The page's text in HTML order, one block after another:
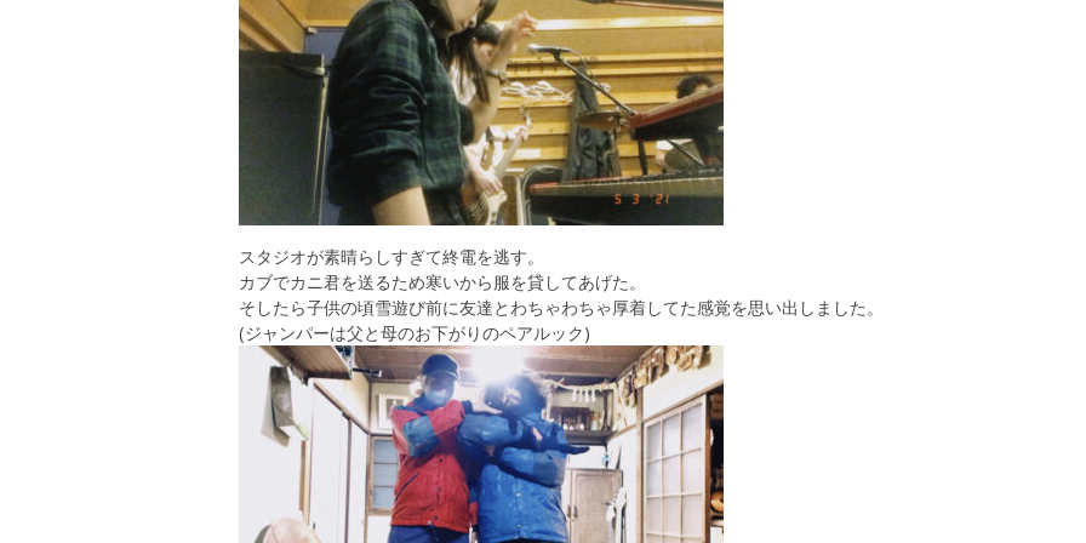
スタジオが素晴らしすぎて終電を逃す。
カブでカニ君を送るため寒いから服を貸してあげた。
そしたら子供の頃雪遊び前に友達とわちゃわちゃ厚着してた感覚を思い出しました。
(ジャンパーは父と母のお下がりのペアルック)